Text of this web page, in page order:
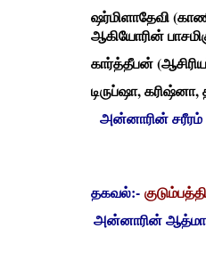
ஷர்மிளாதேவி
ஆகியோரின்
கார்த்தீபன்
டிருப்ஷா,
அன்னாரின் சரீரம்
தகவல்:-
அன்னாரின் ஆத்மா